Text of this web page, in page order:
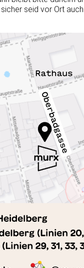
seid vor Ort